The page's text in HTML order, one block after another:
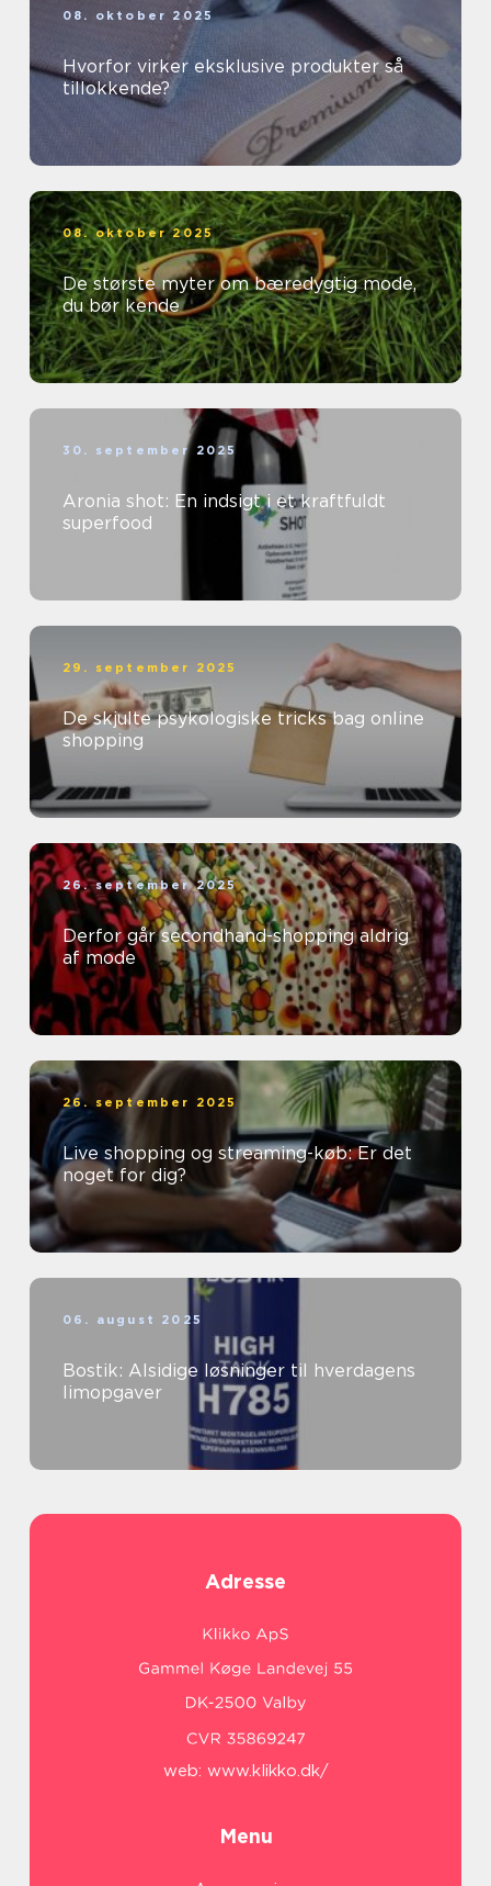
08. oktober 2025
Hvorfor virker eksklusive produkter så
tillokkende?
08. oktober 2025
De største myter om bæredygtig mode,
du bør kende
30. september 2025
Aronia shot: En indsigt i et kraftfuldt
superfood
29. september 2025
De skjulte psykologiske tricks bag online
shopping
26. september 2025
Derfor går secondhand-shopping aldrig
af mode
26. september 2025
Live shopping og streaming-køb: Er det
noget for dig?
06. august 2025
Bostik: Alsidige løsninger til hverdagens
limopgaver
Adresse
web: www.klikko.dk/
Menu